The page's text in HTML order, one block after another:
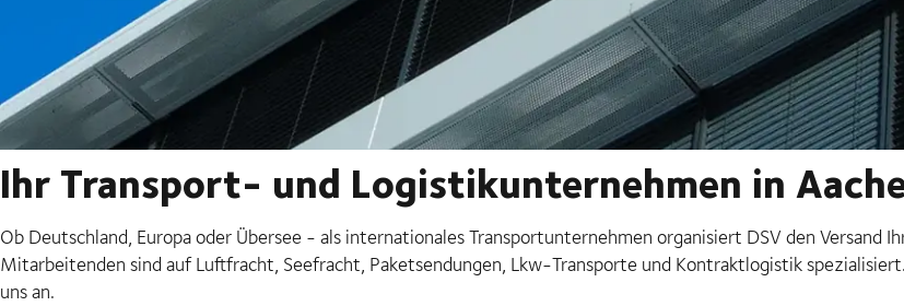
Ihr Transport- und Logistikunternehmen in
Ob Deutschland, Europa oder Übersee - als internationales Transportunternehmen organisiert DSV den Versand
Mitarbeitenden sind auf Luftfracht, Seefracht, Paketsendungen, Lkw-Transporte und Kontraktlogistik
uns an.